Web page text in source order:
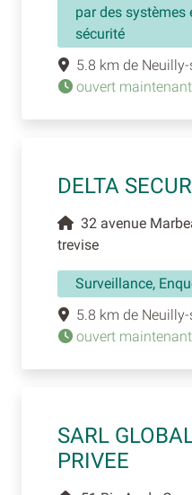
par des systèmes
sécurité
5.8 km de
ouvert maintenant
DELTA
32 avenue
trevise
Surveillance,
5.8 km de
ouvert maintenant
SARL
PRIVEE